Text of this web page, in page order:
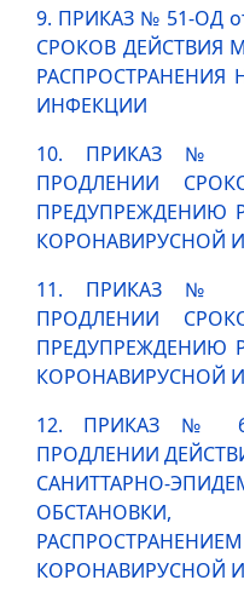
9. ПРИКАЗ № 51-ОД
СРОКОВ ДЕЙСТВИЯ
ИНФЕКЦИИ
10. ПРИКАЗ №
ПРОДЛЕНИИ
ПРЕДУПРЕЖДЕНИЮ
КОРОНАВИРУСНОЙ
11. ПРИКАЗ №
ПРОДЛЕНИИ
ПРЕДУПРЕЖДЕНИЮ
КОРОНАВИРУСНОЙ
12. ПРИКАЗ №
ПРОДЛЕНИИ
САНИТТАРНО-
КОРОНАВИРУСНОЙ